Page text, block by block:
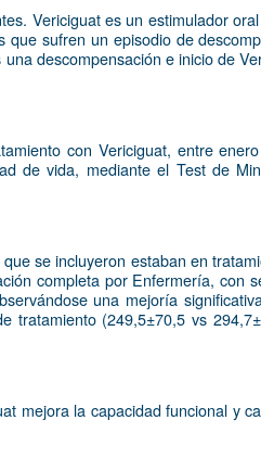
Vericiguat es un estimulador
sufren un episodio de
descompensación e inicio de
con Vericiguat, entre
de vida, mediante el Test de
se incluyeron estaban en
completa por Enfermería, con
una mejoría
tratamiento (249,5±70,5 vs
mejora la capacidad funcional y